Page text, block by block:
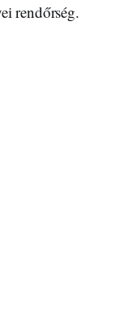
rendőrség.